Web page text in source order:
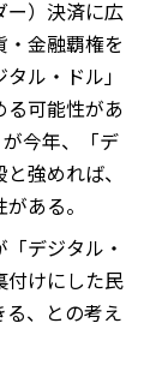
ー）決済に広
・金融覇権を
ル・ドル」
る可能性があ
今年、「デ
強めれば、
ある。
デジタル・
付けにした民
、との考え